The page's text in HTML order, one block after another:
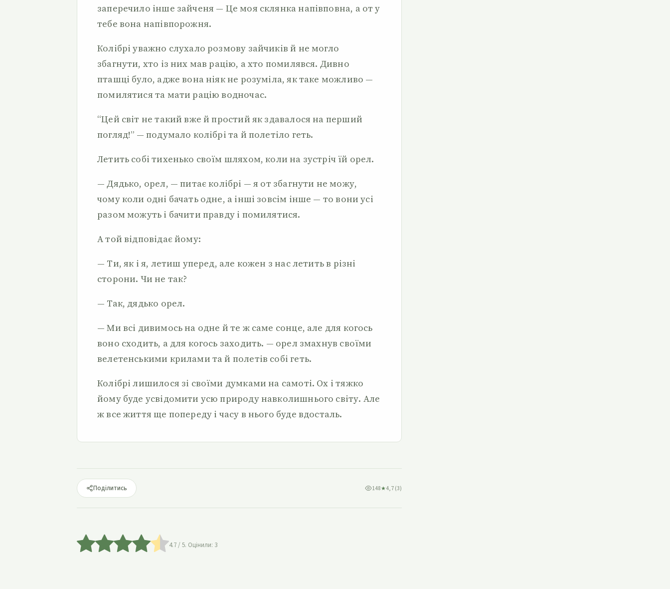
заперечило інше зайченя — Це моя склянка напівповна, а от у
тебе вона напівпорожня.
Колібрі уважно слухало розмову зайчиків й не могло
збагнути, хто із них мав рацію, а хто помилявся. Дивно
пташці було, адже вона ніяк не розуміла, як таке можливо —
помилятися та мати рацію водночас.
“Цей світ не такий вже й простий як здавалося на перший
погляд!” — подумало колібрі та й полетіло геть.
Летить собі тихенько своїм шляхом, коли на зустріч їй орел.
— Дядько, орел, — питає колібрі — я от збагнути не можу,
чому коли одні бачать одне, а інші зовсім інше — то вони усі
разом можуть і бачити правду і помилятися.
А той відповідає йому:
— Ти, як і я, летиш уперед, але кожен з нас летить в різні
сторони. Чи не так?
— Так, дядько орел.
— Ми всі дивимось на одне й те ж саме сонце, але для когось
воно сходить, а для когось заходить. — орел змахнув своїми
велетенськими крилами та й полетів собі геть.
Колібрі лишилося зі своїми думками на самоті. Ох і тяжко
йому буде усвідомити усю природу навколишнього світу. Але
ж все життя ще попереду і часу в нього буде вдосталь.
Поділитись 148★4,7 (3)
4.7/ 5. Оцінили: 3